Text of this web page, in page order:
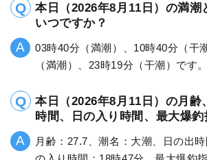
本日（2026年8月11日）の満潮
いつですか？
03時40分（満潮）、10時40分（干
（満潮）、23時19分（干潮）です。
本日（2026年8月11日）の月齢
時間、日の入り時間、最大爆
月齢：27.7、潮名：大潮、日の出